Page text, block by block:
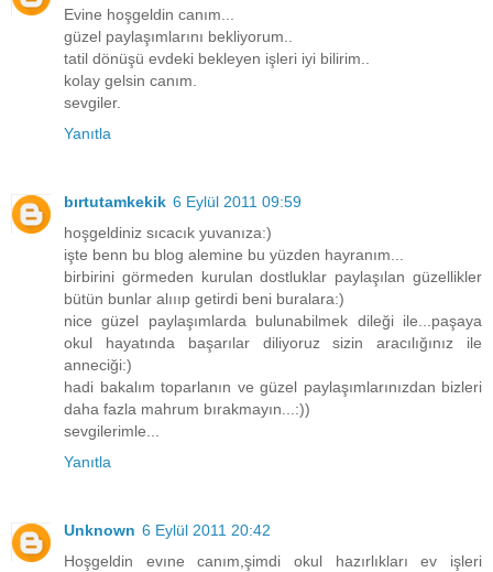
Evine hoşgeldin canım...
güzel paylaşımlarını bekliyorum..
tatil dönüşü evdeki bekleyen işleri iyi bilirim..
kolay gelsin canım.
sevgiler.
Yanıtla
bırtutamkekik 6 Eylül 2011 09:59
hoşgeldiniz sıcacık yuvanıza:)
işte benn bu blog alemine bu yüzden hayranım...
birbirini görmeden kurulan dostluklar paylaşılan güzellikler
bütün bunlar alıııp getirdi beni buralara:)
nice güzel paylaşımlarda bulunabilmek dileği ile...paşaya
okul hayatında başarılar diliyoruz sizin aracılığınız ile
anneciği:)
hadi bakalım toparlanın ve güzel paylaşımlarınızdan bizleri
daha fazla mahrum bırakmayın...:))
sevgilerimle...
Yanıtla
Unknown 6 Eylül 2011 20:42
Hoşgeldin evıne canım,şimdi okul hazırlıkları ev işleri